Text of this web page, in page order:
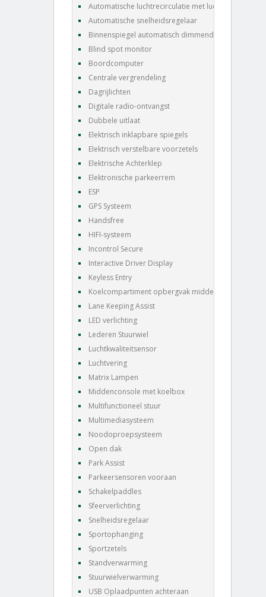
Automatische luchtrecirculatie met luchtkwaliteits
Automatische snelheidsregelaar
Binnenspiegel automatisch dimmend
Blind spot monitor
Boordcomputer
Centrale vergrendeling
Dagrijlichten
Digitale radio-ontvangst
Dubbele uitlaat
Elektrisch inklapbare spiegels
Elektrisch verstelbare voorzetels
Elektrische Achterklep
Elektronische parkeerrem
ESP
GPS Systeem
Handsfree
HIFI-systeem
Incontrol Secure
Interactive Driver Display
Keyless Entry
Koelcompartiment opbergvak middenconsole
Lane Keeping Assist
LED verlichting
Lederen Stuurwiel
Luchtkwaliteitsensor
Luchtvering
Matrix Lampen
Middenconsole met koelbox
Multifunctioneel stuur
Multimediasysteem
Noodoproepsysteem
Open dak
Park Assist
Parkeersensoren vooraan
Schakelpaddles
Sfeerverlichting
Snelheidsregelaar
Sportophanging
Sportzetels
Standverwarming
Stuurwielverwarming
USB Oplaadpunten achteraan